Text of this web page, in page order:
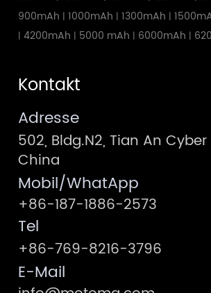
900mAh |1000mAh |1300mAh |
|4200mAh | 5000 mAh | 6000mAh |
Kontakt
Adresse
502, Bldg.N2, Tian An
China
Mobil/WhatApp
+86-187-1886-2573
Tel
+86-769-8216-3796
E-Mail